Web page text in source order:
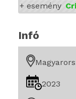
+ esemény
Infó
2023